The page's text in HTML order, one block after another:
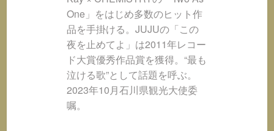
One」をはじめ多数のヒット作
品を手掛ける。JUJUの「この
夜を止めてよ」は2011年レコー
ド大賞優秀作品賞を獲得。“最も
泣ける歌”として話題を呼ぶ。
2023年10月石川県観光大使委
嘱。